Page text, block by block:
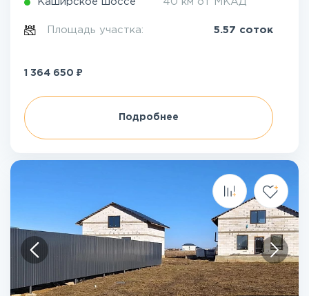
Площадь участка: 5.57 соток
1 364 650 ₽
Подробнее